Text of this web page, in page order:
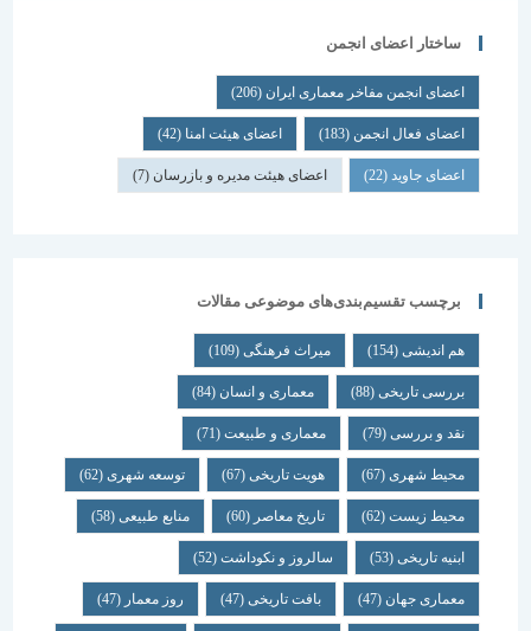
ساختار اعضای انجمن
اعضای انجمن مفاخر معماری ایران (206)
اعضای فعال انجمن(183) اعضای هیئت امنا(42)
اعضای جاوید(22) اعضای هیئت مدیره و بازرسان(7)
برچسب تقسیم‌بندی‌های موضوعی مقالات
هم اندیشی (154) میراث فرهنگی (109)
بررسی تاریخی (88) معماری و انسان (84)
نقد و بررسی (79) معماری و طبیعت (71)
محیط شهری(67) هویت تاریخی(67) توسعه شهری(62)
محیط زیست(62) تاریخ معاصر(60) منابع طبیعی(58)
ابنیه تاریخی(53) سالروز و نکوداشت(52)
معماری جهان (47) بافت تاریخی(47) روز معمار(47)